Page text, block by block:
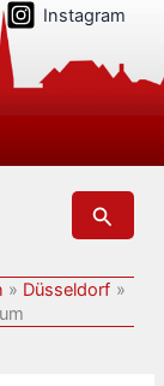
Instagram
Suchen
Düsseldorf